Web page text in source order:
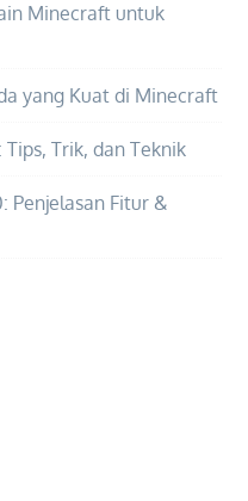
Minecraft untuk
yang Kuat di Minecraft
Trik, dan Teknik
Penjelasan Fitur &